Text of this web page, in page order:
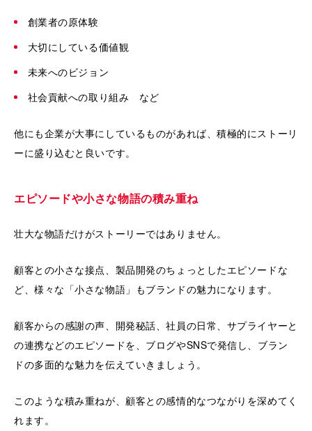
創業者の原体験
大切にしている価値観
未来へのビジョン
社会貢献への取り組み など
他にも企業が大事にしているものがあれば、積極的にストーリ
ーに盛り込むと良いです。
エピソードや小さな物語の積み重ね
壮大な物語だけがストーリーではありません。
顧客との小さな接点、製品開発のちょっとしたエピソードな
ど、様々な「小さな物語」もブランドの魅力になります。
顧客からの感謝の声、開発秘話、社員の日常、サプライヤーと
の連携などのエピソードを、ブログやSNSで発信し、ブラン
ドの多面的な魅力を伝えていきましょう。
このような積み重ねが、顧客との感情的なつながりを深めてく
れます。